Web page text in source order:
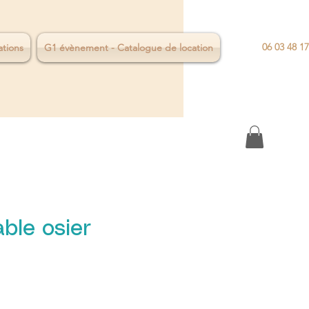
G1 évènement - Catalogue de location 06 03 48
osier